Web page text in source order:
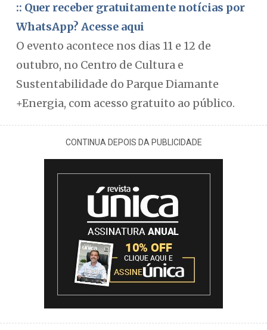
:: Quer receber gratuitamente notícias por
WhatsApp? Acesse aqui
O evento acontece nos dias 11 e 12 de
outubro, no Centro de Cultura e
Sustentabilidade do Parque Diamante
+Energia, com acesso gratuito ao público.
CONTINUA DEPOIS DA PUBLICIDADE